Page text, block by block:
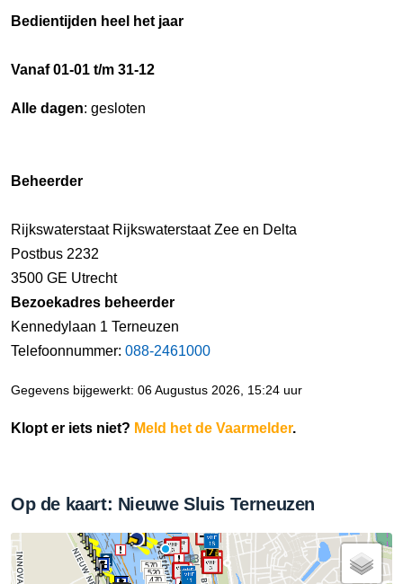
Bedientijden heel het jaar
Vanaf 01-01 t/m 31-12
Alle dagen: gesloten
Beheerder
Rijkswaterstaat Rijkswaterstaat Zee en Delta
Postbus 2232
3500 GE Utrecht
Bezoekadres beheerder
Kennedylaan 1 Terneuzen
Telefoonnummer: 088-2461000
Gegevens bijgewerkt: 06 Augustus 2026, 15:24 uur
Klopt er iets niet? Meld het de Vaarmelder.
Op de kaart: Nieuwe Sluis Terneuzen
570
520
470